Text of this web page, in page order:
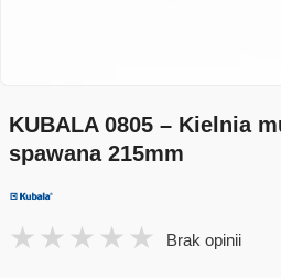
KUBALA 0805 – Kielnia
spawana 215mm
Brak opinii